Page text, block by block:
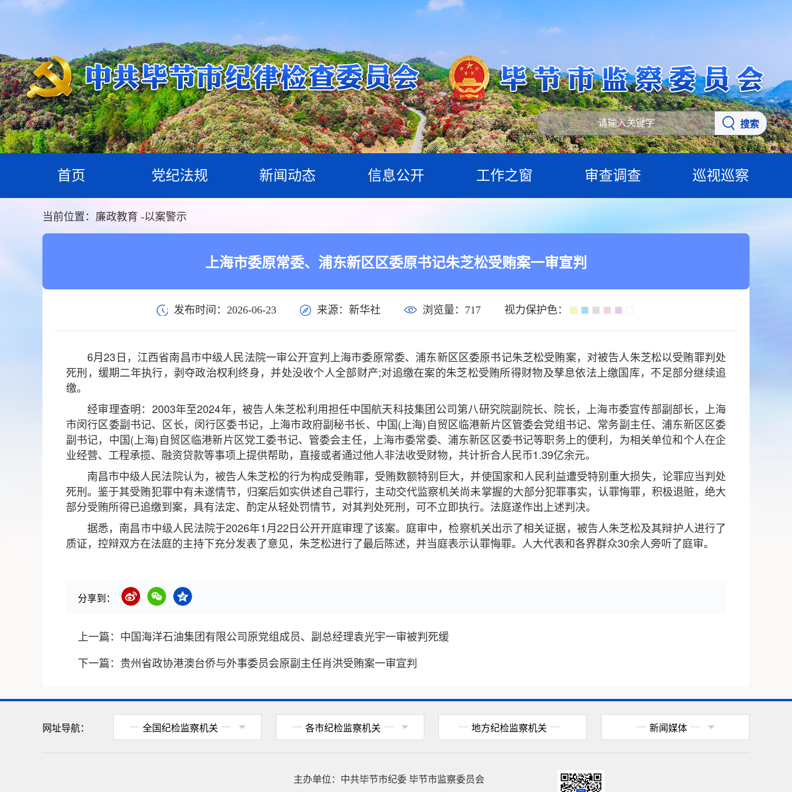
搜索
首页 党纪法规 新闻动态 信息公开 工作之窗 审查调查 巡视巡察
当前位置： 廉政教育 -以案警示
上海市委原常委、浦东新区区委原书记朱芝松受贿案一审宣判
发布时间：2026-06-23 来源：新华社 浏览量： 717 视力保护色：
6月23日，江西省南昌市中级人民法院一审公开宣判上海市委原常委、浦东新区区委原书记朱芝松受贿案，对被告人朱芝松以受贿罪判处
死刑，缓期二年执行，剥夺政治权利终身，并处没收个人全部财产;对追缴在案的朱芝松受贿所得财物及孳息依法上缴国库，不足部分继续追
缴。
经审理查明：2003年至2024年，被告人朱芝松利用担任中国航天科技集团公司第八研究院副院长、院长，上海市委宣传部副部长，上海
市闵行区委副书记、区长，闵行区委书记，上海市政府副秘书长、中国(上海)自贸区临港新片区管委会党组书记、常务副主任、浦东新区区委
副书记，中国(上海)自贸区临港新片区党工委书记、管委会主任，上海市委常委、浦东新区区委书记等职务上的便利，为相关单位和个人在企
业经营、工程承揽、融资贷款等事项上提供帮助，直接或者通过他人非法收受财物，共计折合人民币1.39亿余元。
南昌市中级人民法院认为，被告人朱芝松的行为构成受贿罪，受贿数额特别巨大，并使国家和人民利益遭受特别重大损失，论罪应当判处
死刑。鉴于其受贿犯罪中有未遂情节，归案后如实供述自己罪行，主动交代监察机关尚未掌握的大部分犯罪事实，认罪悔罪，积极退赃，绝大
部分受贿所得已追缴到案，具有法定、酌定从轻处罚情节，对其判处死刑，可不立即执行。法庭遂作出上述判决。
据悉，南昌市中级人民法院于2026年1月22日公开开庭审理了该案。庭审中，检察机关出示了相关证据，被告人朱芝松及其辩护人进行了
质证，控辩双方在法庭的主持下充分发表了意见，朱芝松进行了最后陈述，并当庭表示认罪悔罪。人大代表和各界群众30余人旁听了庭审。
分享到：
上一篇： 中国海洋石油集团有限公司原党组成员、副总经理袁光宇一审被判死缓
下一篇： 贵州省政协港澳台侨与外事委员会原副主任肖洪受贿案一审宣判
网址导航： 全国纪检监察机关 各市纪检监察机关 地方纪检监察机关 新闻媒体
主办单位： 中共毕节市纪委 毕节市监察委员会